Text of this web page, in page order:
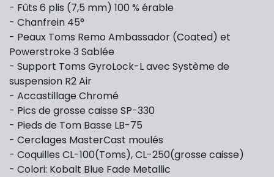
- Fûts 6 plis (7,5 mm) 100 % érable
- Chanfrein 45°
- Peaux Toms Remo Ambassador (Coated) et
Powerstroke 3 Sablée
- Support Toms GyroLock-Lavec Système de
suspension R2 Air
- Accastillage Chromé
- Pics de grosse caisse SP-330
- Pieds de Tom Basse LB-75
- Cerclages MasterCast moulés
- Coquilles CL-100(Toms), CL-250(grosse caisse)
- Colori: Kobalt Blue Fade Metallic